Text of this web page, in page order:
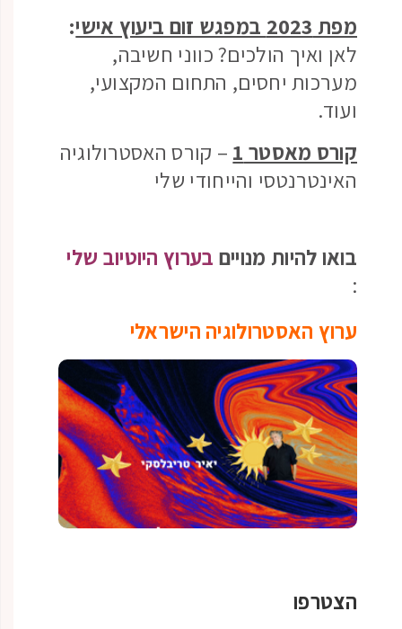
מפת 2023 במפגש זום ביעוץ אישי
:
לאן ואיך הולכים? כווני חשיבה,
מערכות יחסים, התחום המקצועי,
ועוד.
קורס מאסטר 1
– קורס האסטרולוגיה
האינטרנטסי והייחודי שלי
בואו להיות מנויים בערוץ היוטיוב שלי
:
ערוץ האסטרולוגיה הישראלי
הצטרפו